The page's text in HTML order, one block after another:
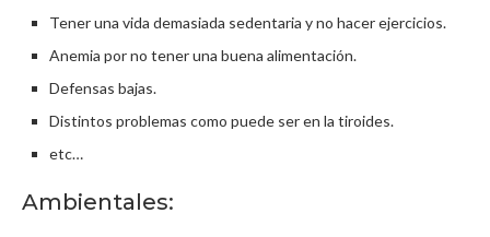
Tener una vida demasiada sedentaria y no hacer ejercicios.
Anemia por no tener una buena alimentación.
Defensas bajas.
Distintos problemas como puede ser en la tiroides.
etc…
Ambientales: